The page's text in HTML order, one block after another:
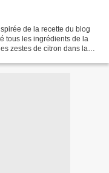
de la recette du blog
tous les ingrédients de la
zestes de citron dans la